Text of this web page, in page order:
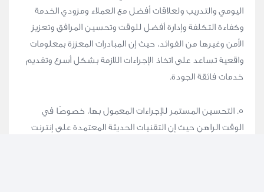
اليومي والتدريب ولعلاقات أفضل مع العملاء ومزودي الخدمة
وكفاءة التكلفة وإدارة أفضل للوقت وتحسين المرافق وتعزيز
الأمن وغيرها من الفوائد، حيث إن المبادرات المعززة بمعلومات
واقعية تساعد على اتخاذ الإجراءات اللازمة بشكل أسرع وتقديم
خدمات فائقة الجودة.
٥. التحسين المستمر للإجراءات المعمول بها، خصوصًا في
الوقت الراهن حيث إن التقنيات الحديثة المعتمدة على إنترنت